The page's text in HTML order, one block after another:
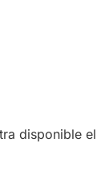
disponible